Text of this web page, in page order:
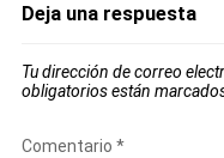
Deja una respuesta
Tu dirección de correo
obligatorios están
Comentario *